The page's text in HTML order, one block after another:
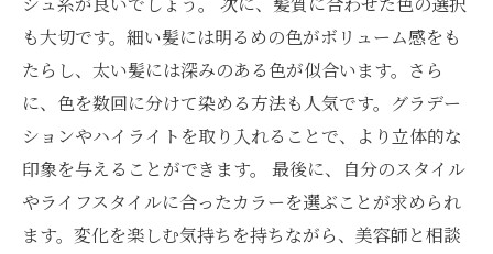
も大切です。細い髪には明るめの色がボリューム感をも
たらし、太い髪には深みのある色が似合います。さら
に、色を数回に分けて染める方法も人気です。グラデー
ションやハイライトを取り入れることで、より立体的な
印象を与えることができます。 最後に、自分のスタイル
やライフスタイルに合ったカラーを選ぶことが求められ
ます。変化を楽しむ気持ちを持ちながら、美容師と相談